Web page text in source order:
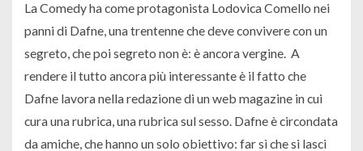
La Comedy ha come protagonista Lodovica Comello nei
panni di Dafne, una trentenne che deve convivere con un
segreto, che poi segreto non è: è ancora vergine. A
rendere il tutto ancora più interessante è il fatto che
Dafne lavora nella redazione di un web magazine in cui
cura una rubrica, una rubrica sul sesso. Dafne è circondata
da amiche, che hanno un solo obiettivo: far sì che si lasci